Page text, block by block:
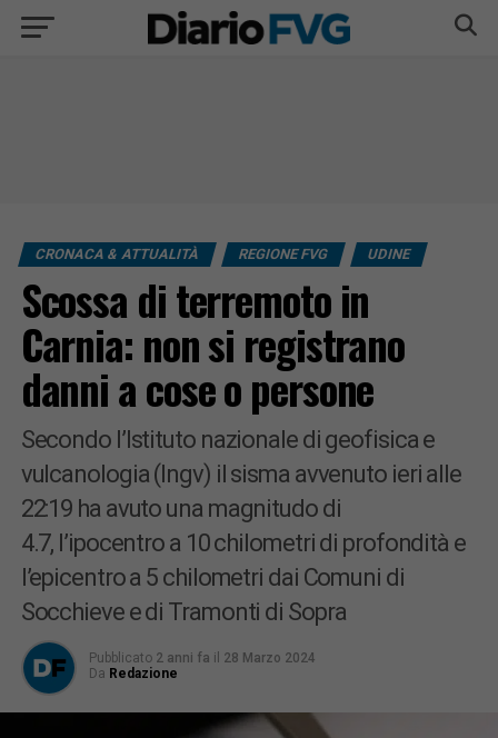
CRONACA & ATTUALITÀ REGIONE FVG UDINE
Scossa di terremoto in
Carnia: non si registrano
danni a cose o persone
Secondo l’Istituto nazionale di geofisica e
vulcanologia (Ingv) il sisma avvenuto ieri alle
22:19 ha avuto una magnitudo di
4.7, l’ipocentro a 10 chilometri di profondità e
l’epicentro a 5 chilometri dai Comuni di
Socchieve e di Tramonti di Sopra
Pubblicato 2 anni fa il 28 Marzo 2024
Da Redazione